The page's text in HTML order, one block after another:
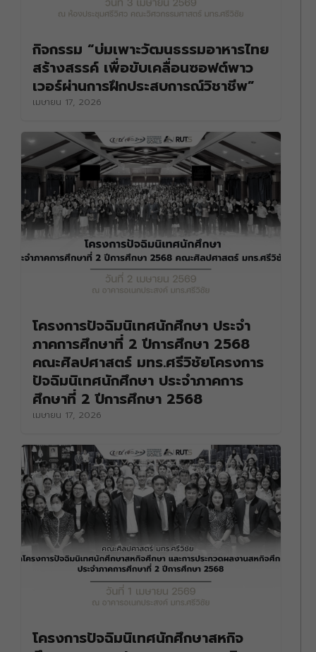
กิจกรรม “บ่มเพาะวัฒนธรรมอาหารไทย
สร้างสรรค์ เพื่อขับเคลื่อนซอฟต์พาว
เวอร์ผ่านการฝึกประสบการณ์วิชาชีพ”
เมษายน 17, 2026
โครงการปัจฉิมนิเทศนักศึกษา ประจำ
ภาคการศึกษาที่ 2 ปีการศึกษา 2568
คณะศิลปศาสตร์ มทร.ศรีวิชัยโครงการ
ปัจฉิมนิเทศนักศึกษา ประจำภาคการ
ศึกษาที่ 2 ปีการศึกษา 2568
เมษายน 17, 2026
โครงการปัจฉิมนิเทศนักศึกษาสหกิจ